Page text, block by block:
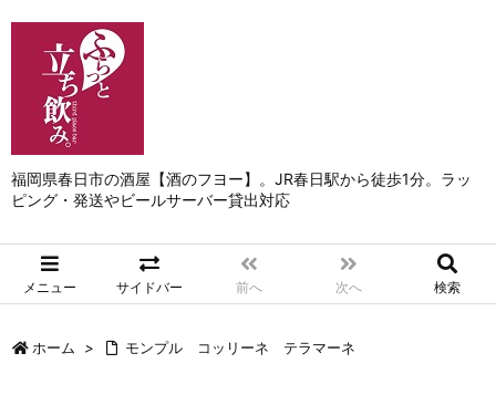
福岡県春日市の酒屋【酒のフヨー】。JR春日駅から徒歩1分。ラッ
ピング・発送やビールサーバー貸出対応
メニュー サイドバー 前へ 次へ 検索
ホーム > モンプル コッリーネ テラマーネ